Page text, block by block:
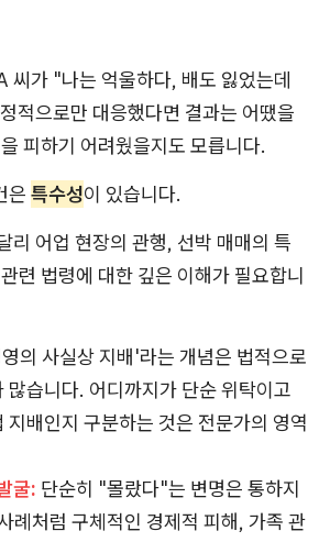
씨가 "나는 억울하다, 배도 잃었는데
적으로만 대응했다면 결과는 어땠을
피하기 어려웠을지도 모릅니다.
은 특수성이 있습니다.
리 어업 현장의 관행, 선박 매매의 특
련 법령에 대한 깊은 이해가 필요합니
의 사실상 지배'라는 개념은 법적으로
많습니다. 어디까지가 단순 위탁이고
지배인지 구분하는 것은 전문가의 영역
굴: 단순히 "몰랐다"는 변명은 통하지
례처럼 구체적인 경제적 피해, 가족 관